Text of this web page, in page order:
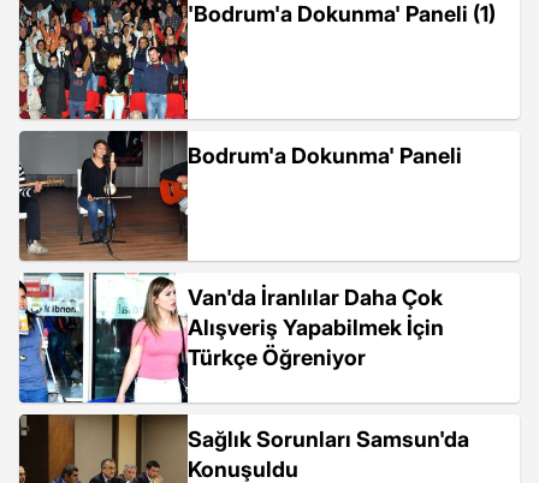
'Bodrum'a Dokunma' Paneli (1)
Bodrum'a Dokunma' Paneli
Van'da İranlılar Daha Çok
Alışveriş Yapabilmek İçin
Türkçe Öğreniyor
Sağlık Sorunları Samsun'da
Konuşuldu